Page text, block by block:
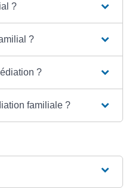
?
?
?
familiale ?